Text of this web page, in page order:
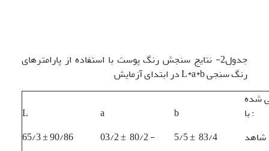
جدول2- نتایج سنجش رنگ پوست با استفاده از پارامترهای
رنگ سنجی L*a*b در ابتدای آزمایش
L a b
شده
با :
65/3 ± 90/86
03/2 ± 80/2 - 5/5 ± 83/4
شاهد